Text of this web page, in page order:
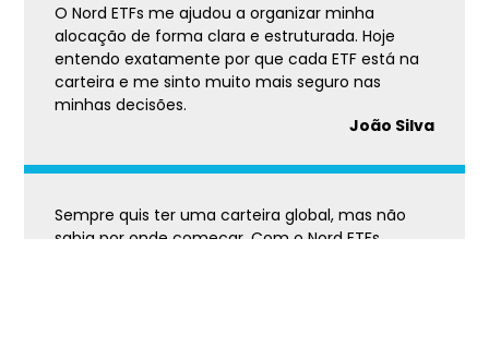
O Nord ETFs me ajudou a organizar minha
alocação de forma clara e estruturada. Hoje
entendo exatamente por que cada ETF está na
carteira e me sinto muito mais seguro nas
minhas decisões.
João Silva
Sempre quis ter uma carteira global, mas não
sabia por onde começar. Com o Nord ETFs,